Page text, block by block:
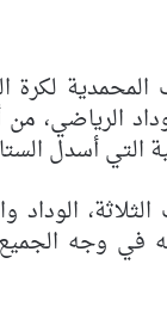
لكرة
مع مسؤولي
التي أسدل
الوداد
في وجه